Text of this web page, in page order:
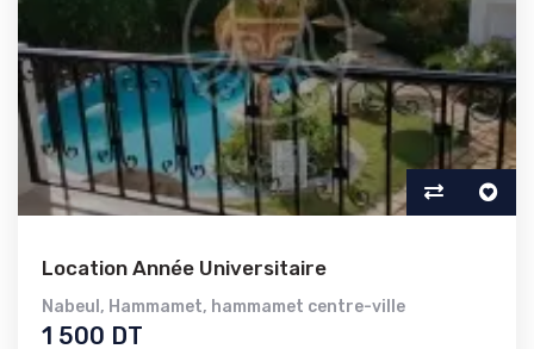
Location Année Universitaire
Nabeul , Hammamet, hammamet centre-ville
1 500 DT